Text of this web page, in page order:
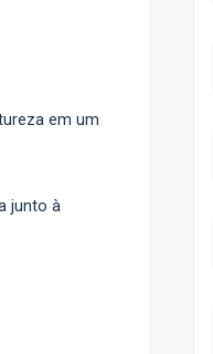
em um
junto à